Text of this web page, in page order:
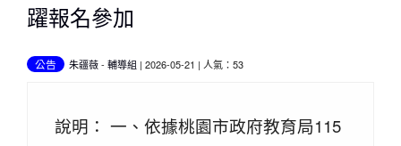
躍報名參加
公告 朱疆薇- 輔導組 | 2026-05-21 | 人氣：53
說明： 一、依據桃園市政府教育局115